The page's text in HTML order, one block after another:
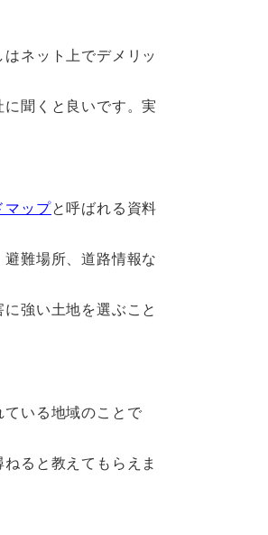
ネット上でデメリッ
聞くと良いです。実
マップと呼ばれる資料
難場所、道路情報な
強い土地を選ぶこと
ている地域のことで
ると教えてもらえま